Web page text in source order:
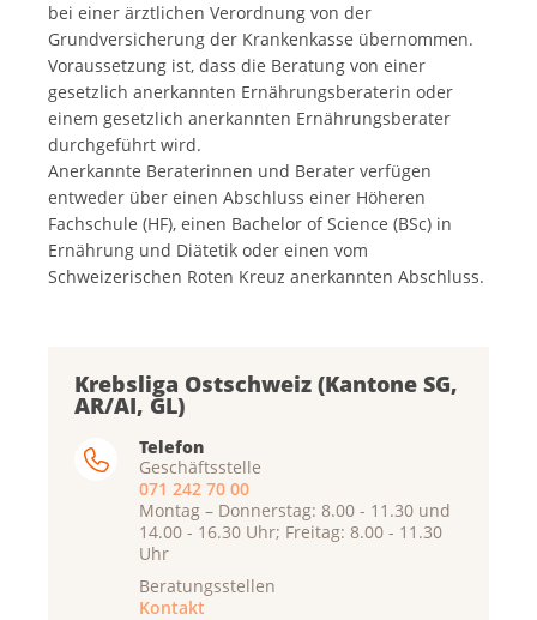
bei einer ärztlichen Verordnung von der
Grundversicherung der Krankenkasse übernommen.
Voraussetzung ist, dass die Beratung von einer
gesetzlich anerkannten Ernährungsberaterin oder
einem gesetzlich anerkannten Ernährungsberater
durchgeführt wird.
Anerkannte Beraterinnen und Berater verfügen
entweder über einen Abschluss einer Höheren
Fachschule (HF), einen Bachelor of Science (BSc) in
Ernährung und Diätetik oder einen vom
Schweizerischen Roten Kreuz anerkannten Abschluss.
Krebsliga Ostschweiz (Kantone SG,
AR/AI, GL)
Telefon
Geschäftsstelle
071 242 70 00
Montag – Donnerstag: 8.00 - 11.30 und
14.00 - 16.30 Uhr; Freitag: 8.00 - 11.30
Uhr
Beratungsstellen
Kontakt